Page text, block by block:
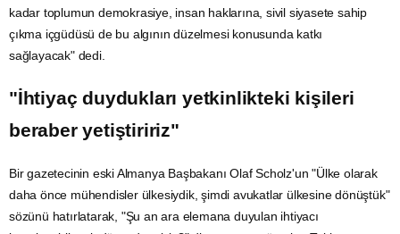
kadar toplumun demokrasiye, insan haklarına, sivil siyasete sahip
çıkma içgüdüsü de bu algının düzelmesi konusunda katkı
sağlayacak" dedi.
"İhtiyaç duydukları yetkinlikteki kişileri
beraber yetiştiririz"
Bir gazetecinin eskiAlmanya Başbakanı Olaf Scholz'un "Ülke olarak
daha önce mühendisler ülkesiydik, şimdi avukatlar ülkesine dönüştük"
sözünü hatırlatarak, "Şu an ara elemana duyulan ihtiyacı